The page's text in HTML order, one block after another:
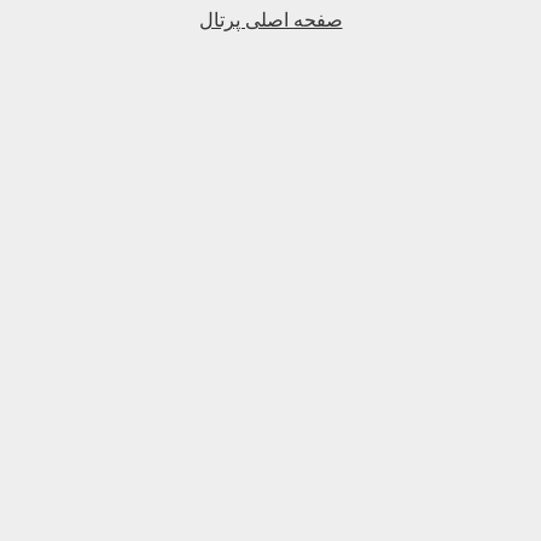
صفحه اصلی پرتال